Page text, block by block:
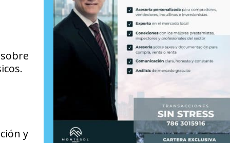
y